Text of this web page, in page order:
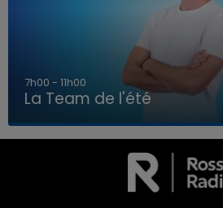
LA TEAM DE L'ÉTÉ
7h00 - 11h00
La Team de l'été